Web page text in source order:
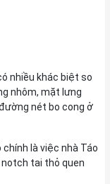
nhiều khác biệt so
nhôm, mặt lưng
nét bo cong ở
là việc nhà Táo
tai thỏ quen